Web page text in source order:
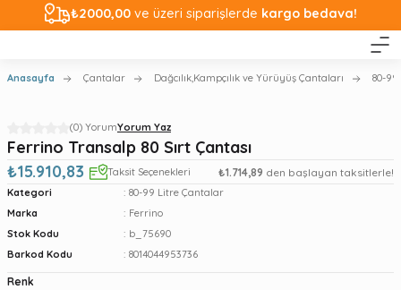
₺2000,00 ve üzeri siparişlerde kargo bedava!
Anasayfa Çantalar Dağcılık,Kampçılık ve Yürüyüş Çantaları 80-
(0) YorumYorum Yaz
Ferrino Transalp 80 Sırt Çantası
₺15.910,83
Taksit Seçenekleri ₺1.714,89 den başlayan taksitlerle!
Kategori
80-99 Litre Çantalar
Marka
Ferrino
Stok Kodu
b_75690
Barkod Kodu
8014044953736
Renk